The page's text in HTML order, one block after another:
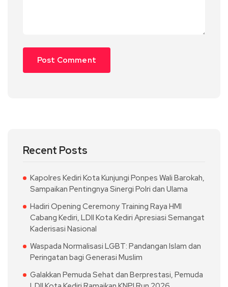
Recent Posts
Kapolres Kediri Kota Kunjungi Ponpes Wali Barokah,
Sampaikan Pentingnya Sinergi Polri dan Ulama
Hadiri Opening Ceremony Training Raya HMI
Cabang Kediri, LDII Kota Kediri Apresiasi Semangat
Kaderisasi Nasional
Waspada Normalisasi LGBT: Pandangan Islam dan
Peringatan bagi Generasi Muslim
Galakkan Pemuda Sehat dan Berprestasi, Pemuda